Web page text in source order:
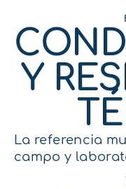
Y
La referencia
campo y